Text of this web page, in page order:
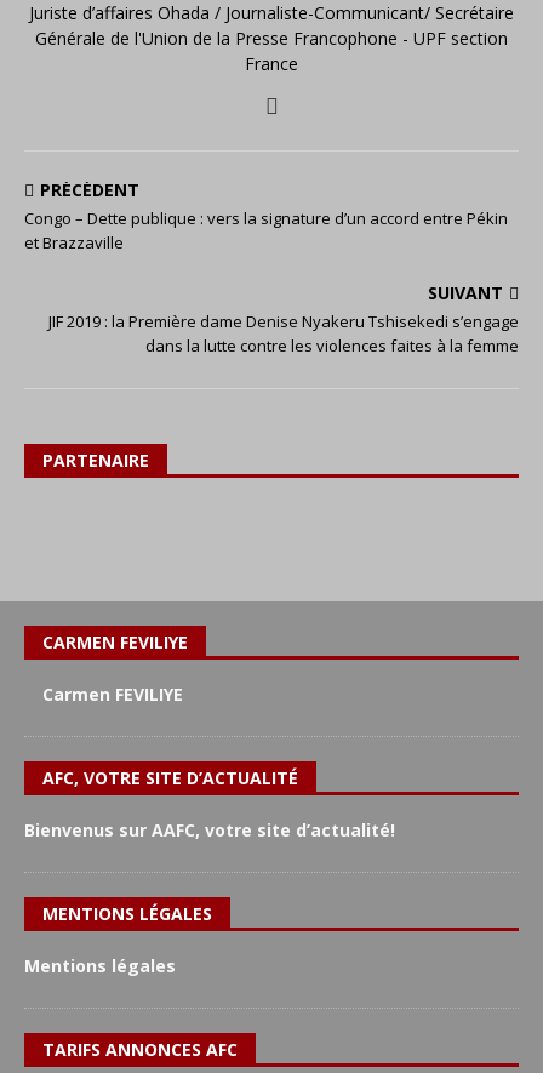
Juriste d’affaires Ohada / Journaliste-Communicant/ Secrétaire
Générale de l'Union de la Presse Francophone - UPF section
France
PRÉCÉDENT
Congo – Dette publique : vers la signature d’un accord entre Pékin
et Brazzaville
SUIVANT
JIF 2019 : la Première dame Denise Nyakeru Tshisekedi s’engage
dans la lutte contre les violences faites à la femme
PARTENAIRE
CARMEN FEVILIYE
Carmen FEVILIYE
AFC, VOTRE SITE D’ACTUALITÉ
Bienvenus sur AAFC, votre site d’actualité!
MENTIONS LÉGALES
Mentions légales
TARIFS ANNONCES AFC